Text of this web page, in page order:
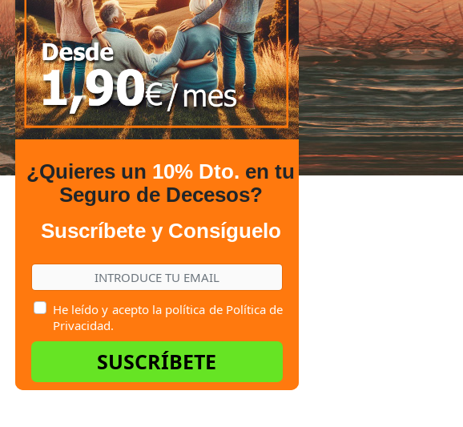
¿Quieres un 10% Dto. en tu
Seguro de Decesos?
Suscríbete y Consíguelo
He leído y acepto la política de Política de
Privacidad.
SUSCRÍBETE